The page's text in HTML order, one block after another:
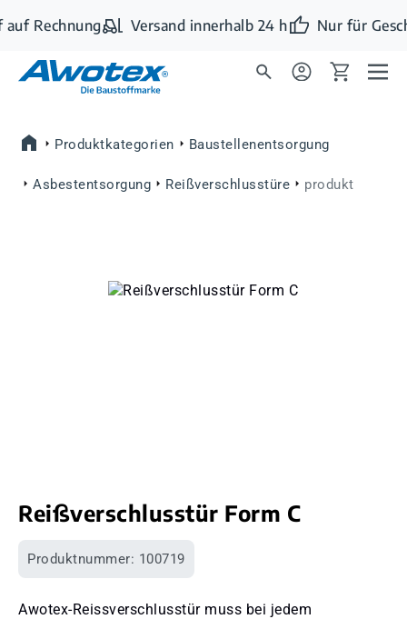
Zum Hauptinhalt springen
Rechnung Versand innerhalb 24 h Nur für
Produktkategorien Baustellenentsorgung
Asbestentsorgung Reißverschlusstüre produkt
Bildergalerie überspringen
Reißverschlusstür Form C
Produktnummer: 100719
Awotex-Reissverschlusstür muss bei jedem